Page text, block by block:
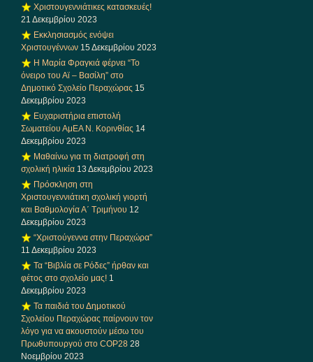
Χριστουγεννιάτικες κατασκευές!
21 Δεκεμβρίου 2023
Εκκλησιασμός ενόψει
Χριστουγέννων 15 Δεκεμβρίου 2023
Η Μαρία Φραγκιά φέρνει “Το
όνειρο του Αϊ – Βασίλη” στο
Δημοτικό Σχολείο Περαχώρας 15
Δεκεμβρίου 2023
Ευχαριστήρια επιστολή
Σωματείου ΑμΕΑ Ν. Κορινθίας 14
Δεκεμβρίου 2023
Μαθαίνω για τη διατροφή στη
σχολική ηλικία 13 Δεκεμβρίου 2023
Πρόσκληση στη
Χριστουγεννιάτικη σχολική γιορτή
και Βαθμολογία Α΄ Τριμήνου 12
Δεκεμβρίου 2023
“Χριστούγεννα στην Περαχώρα”
11 Δεκεμβρίου 2023
Τα “Βιβλία σε Ρόδες” ήρθαν και
φέτος στο σχολείο μας! 1
Δεκεμβρίου 2023
Τα παιδιά του Δημοτικού
Σχολείου Περαχώρας παίρνουν τον
λόγο για να ακουστούν μέσω του
Πρωθυπουργού στο COP28 28
Νοεμβρίου 2023